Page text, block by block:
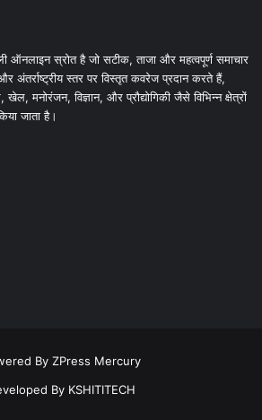
ऑनलाइन स्रोत है जो सटीक, ताजा और महत्वपूर्ण समाचार
अंतर्राष्ट्रीय स्तर पर विस्तृत कवरेज प्रदान करते हैं,
खेल, मनोरंजन, विज्ञान, और प्रौद्योगिकी जैसे विभिन्न क्षेत्रों
जाता है।
By ZPress Mercury
By KSHITITECH